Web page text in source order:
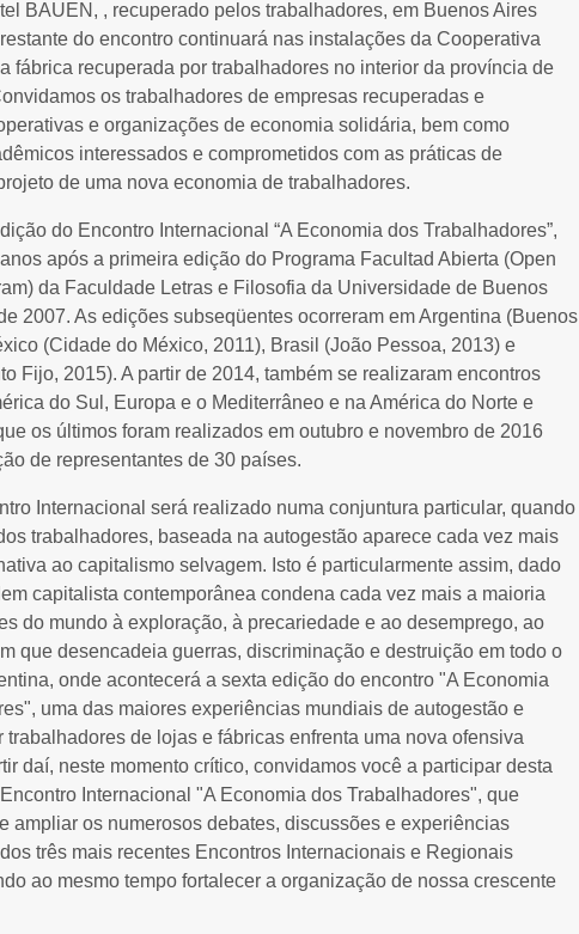
BAUEN, , recuperado pelos trabalhadores, em Buenos Aires
do encontro continuará nas instalações da Cooperativa
fábrica recuperada por trabalhadores no interior da província de
os trabalhadores de empresas recuperadas e
e organizações de economia solidária, bem como
interessados e comprometidos com as práticas de
de uma nova economia de trabalhadores.
do Encontro Internacional “A Economia dos Trabalhadores”,
após a primeira edição do Programa Facultad Abierta (Open
da Faculdade Letras e Filosofia da Universidade de Buenos
2007. As edições subseqüentes ocorreram em Argentina (Buenos
(Cidade do México, 2011), Brasil (João Pessoa, 2013) e
Fijo, 2015). A partir de 2014, também se realizaram encontros
do Sul, Europa e o Mediterrâneo e na América do Norte e
os últimos foram realizados em outubro e novembro de 2016
de representantes de 30 países.
Internacional será realizado numa conjuntura particular, quando
trabalhadores, baseada na autogestão aparece cada vez mais
ao capitalismo selvagem. Isto é particularmente assim, dado
capitalista contemporânea condena cada vez mais a maioria
do mundo à exploração, à precariedade e ao desemprego, ao
que desencadeia guerras, discriminação e destruição em todo o
onde acontecerá a sexta edição do encontro "A Economia
uma das maiores experiências mundiais de autogestão e
trabalhadores de lojas e fábricas enfrenta uma nova ofensiva
daí, neste momento crítico, convidamos você a participar desta
Internacional "A Economia dos Trabalhadores", que
ampliar os numerosos debates, discussões e experiências
três mais recentes Encontros Internacionais e Regionais
ao mesmo tempo fortalecer a organização de nossa crescente